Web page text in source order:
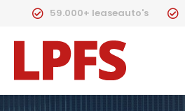
59.000+ leaseauto's